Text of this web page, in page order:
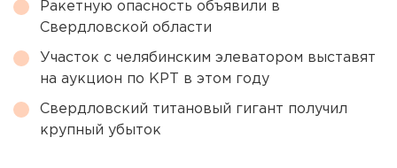
Ракетную опасность объявили в
Свердловской области
Участок с челябинским элеватором выставят
на аукцион по КРТ в этом году
Свердловский титановый гигант получил
крупный убыток